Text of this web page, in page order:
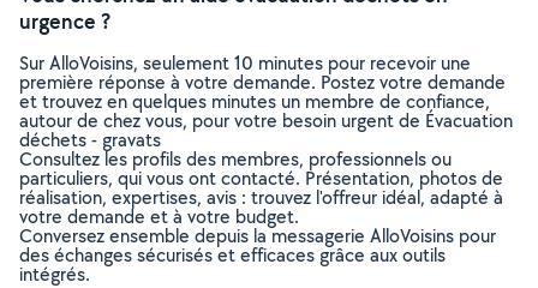
urgence ?
Sur AlloVoisins, seulement 10 minutes pour recevoir une
première réponse à votre demande. Postez votre demande
et trouvez en quelques minutes un membre de confiance,
autour de chez vous, pour votre besoin urgent de Évacuation
déchets - gravats
Consultez les profils des membres, professionnels ou
particuliers, qui vous ont contacté. Présentation, photos de
réalisation, expertises, avis : trouvez l'offreur idéal, adapté à
votre demande et à votre budget.
Conversez ensemble depuis la messagerie AlloVoisins pour
des échanges sécurisés et efficaces grâce aux outils
intégrés.